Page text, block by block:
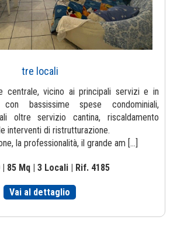
tre locali
centrale, vicino ai principali servizi e in
bassissime spese condominiali,
oltre servizio cantina, riscaldamento
interventi di ristrutturazione.
la professionalità, il grande am [...]
| 85 Mq | 3 Locali | Rif. 4185
Vai al dettaglio